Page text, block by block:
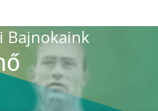
Bajnokaink